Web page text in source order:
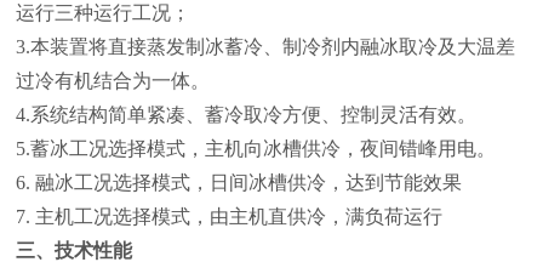
运行三种运行工况；
3.本装置将直接蒸发制冰蓄冷、制冷剂内融冰取冷及大温差
过冷有机结合为一体。
4.系统结构简单紧凑、蓄冷取冷方便、控制灵活有效。
5.蓄冰工况选择模式，主机向冰槽供冷，夜间错峰用电。
6. 融冰工况选择模式，日间冰槽供冷，达到节能效果
7. 主机工况选择模式，由主机直供冷，满负荷运行
三、技术性能